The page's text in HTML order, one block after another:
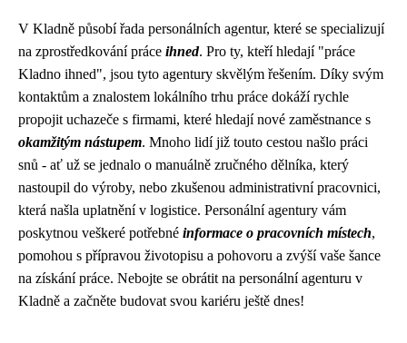
V Kladně působí řada personálních agentur, které se specializují
na zprostředkování práce ihned. Pro ty, kteří hledají "práce
Kladno ihned", jsou tyto agentury skvělým řešením. Díky svým
kontaktům a znalostem lokálního trhu práce dokáží rychle
propojit uchazeče s firmami, které hledají nové zaměstnance s
okamžitým nástupem. Mnoho lidí již touto cestou našlo práci
snů - ať už se jednalo o manuálně zručného dělníka, který
nastoupil do výroby, nebo zkušenou administrativní pracovnici,
která našla uplatnění v logistice. Personální agentury vám
poskytnou veškeré potřebné informace o pracovních místech,
pomohou s přípravou životopisu a pohovoru a zvýší vaše šance
na získání práce. Nebojte se obrátit na personální agenturu v
Kladně a začněte budovat svou kariéru ještě dnes!